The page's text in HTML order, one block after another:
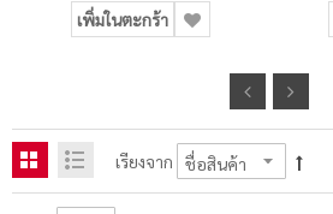
เพิ่มในตะกร้า
เรียงจาก